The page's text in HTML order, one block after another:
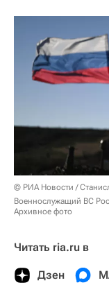
© РИА Новости /
Военнослужащий ВС
Архивное фото
Читать ria.ru в
Дзен